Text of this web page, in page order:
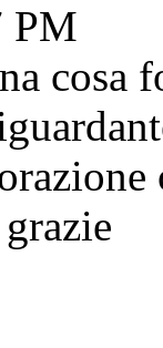
PM
cosa